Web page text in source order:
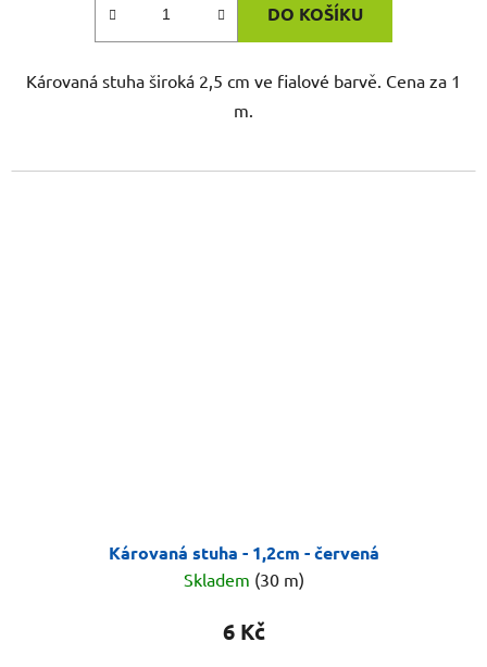
DO KOŠÍKU
Károvaná stuha široká 2,5 cm ve fialové barvě. Cena za 1
m.
Károvaná stuha - 1,2cm - červená
Skladem (30 m)
6 Kč